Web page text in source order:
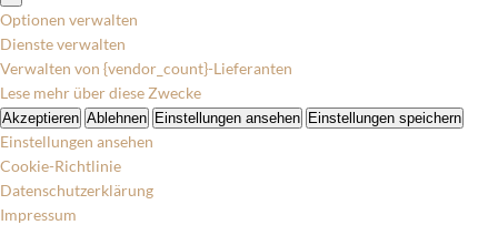
Optionen verwalten
Dienste verwalten
Verwalten von {vendor_count}-Lieferanten
Lese mehr über diese Zwecke
Akzeptieren Ablehnen Einstellungen ansehen Einstellungen speichern
Einstellungen ansehen
Cookie-Richtlinie
Datenschutzerklärung
Impressum